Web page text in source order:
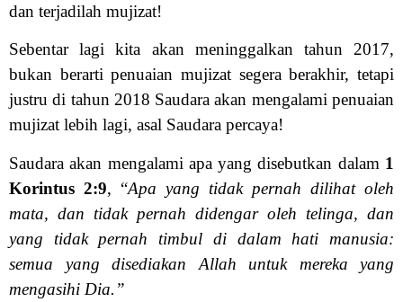
dan terjadilah mujizat!
Sebentar lagi kita akan meninggalkan tahun 2017,
bukan berarti penuaian mujizat segera berakhir, tetapi
justru di tahun 2018 Saudara akan mengalami penuaian
mujizat lebih lagi, asal Saudara percaya!
Saudara akan mengalami apa yang disebutkan dalam 1
Korintus 2:9, “Apa yang tidak pernah dilihat oleh
mata, dan tidak pernah didengar oleh telinga, dan
yang tidak pernah timbul di dalam hati manusia:
semua yang disediakan Allah untuk mereka yang
mengasihi Dia.”